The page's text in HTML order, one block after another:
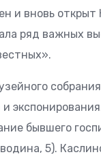
и вновь
ряд важных
бывшего
5).